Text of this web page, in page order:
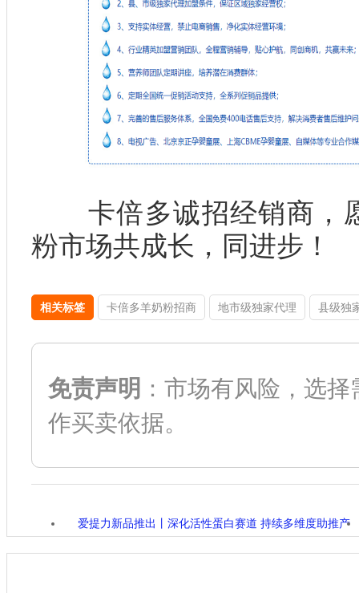
卡倍多诚招经销商，
粉市场共成长，同进步！
相关标签 卡倍多羊奶粉招商 地市级独家代理 县级独
免责声明 ：市场有风险，选
作买卖依据。
爱提力新品推出丨深化活性蛋白赛道 持续多维度助推产